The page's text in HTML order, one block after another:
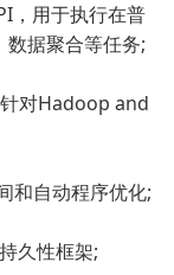
用于执行在普
据聚合等任务;
对Hadoop and
自动程序优化;
久性框架;